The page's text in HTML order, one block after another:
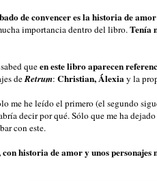
de convencer es la historia de amor
importancia dentro del libro.Tenía
queen este libro aparecen
deRetrum: Christian, Álexiay la
me he leído el primero (el segundo
decir por qué. Sólo que me ha
con este.
historia de amor y unos